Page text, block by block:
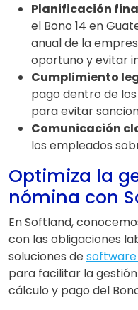
Planificación
el Bono 14 en
anual de la
oportuno y evitar
Cumplimiento
pago dentro de
para evitar
Comunicación
los empleados
Optimiza la
nómina con
En Softland,
con las obligaciones
soluciones desoftware
para facilitar la
cálculo y pago del